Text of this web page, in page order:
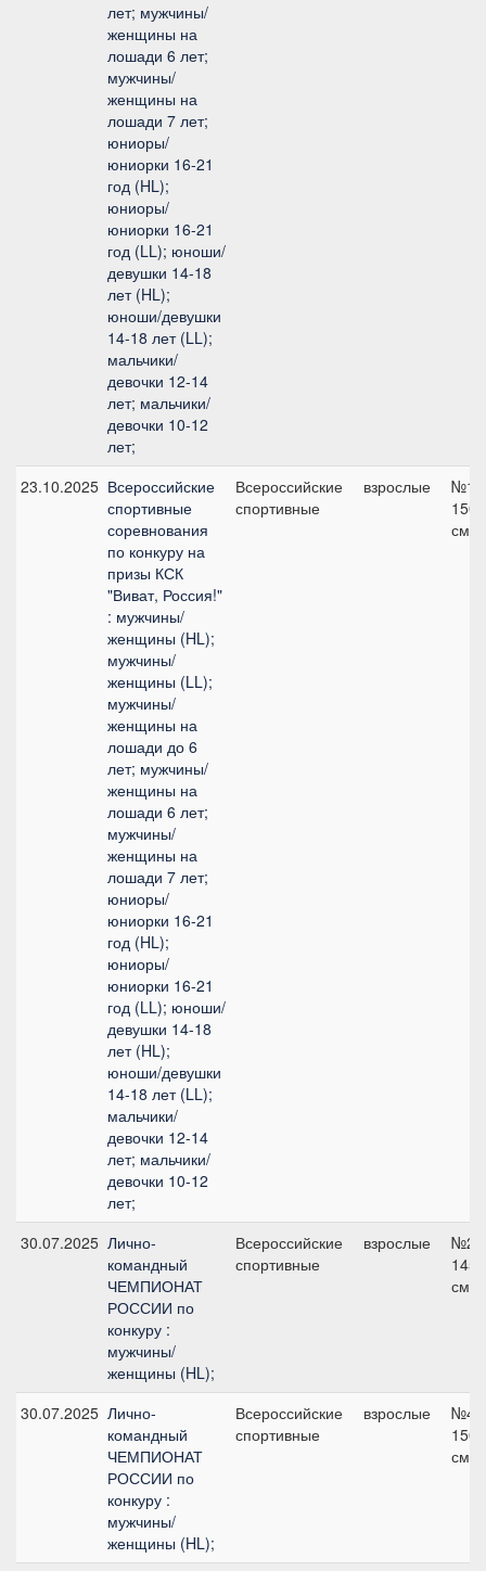
лет; мужчины/
женщины на
лошади 6 лет;
мужчины/
женщины на
лошади 7 лет;
юниоры/
юниорки 16-21
год (HL);
юниоры/
юниорки 16-21
год (LL); юноши/
девушки 14-18
лет (HL);
юноши/девушки
14-18 лет (LL);
мальчики/
девочки 12-14
лет; мальчики/
девочки 10-12
лет;
23.10.2025 Всероссийские
спортивные
соревнования
по конкуру на
призы КСК
"Виват, Россия!"
: мужчины/
женщины (HL);
мужчины/
женщины (LL);
мужчины/
женщины на
лошади до 6
лет; мужчины/
женщины на
лошади 6 лет;
мужчины/
женщины на
лошади 7 лет;
юниоры/
юниорки 16-21
год (HL);
юниоры/
юниорки 16-21
год (LL); юноши/
девушки 14-18
лет (HL);
юноши/девушки
14-18 лет (LL);
мальчики/
девочки 12-14
лет; мальчики/
девочки 10-12
лет;
Всероссийские
спортивные
взрослые
150
см
30.07.2025 Лично-
командный
ЧЕМПИОНАТ
РОССИИ по
конкуру :
мужчины/
женщины (HL);
Всероссийские
спортивные
взрослые
№2,
145
см
30.07.2025 Лично-
командный
ЧЕМПИОНАТ
РОССИИ по
конкуру :
мужчины/
женщины (HL);
Всероссийские
спортивные
взрослые
№4,
150
см